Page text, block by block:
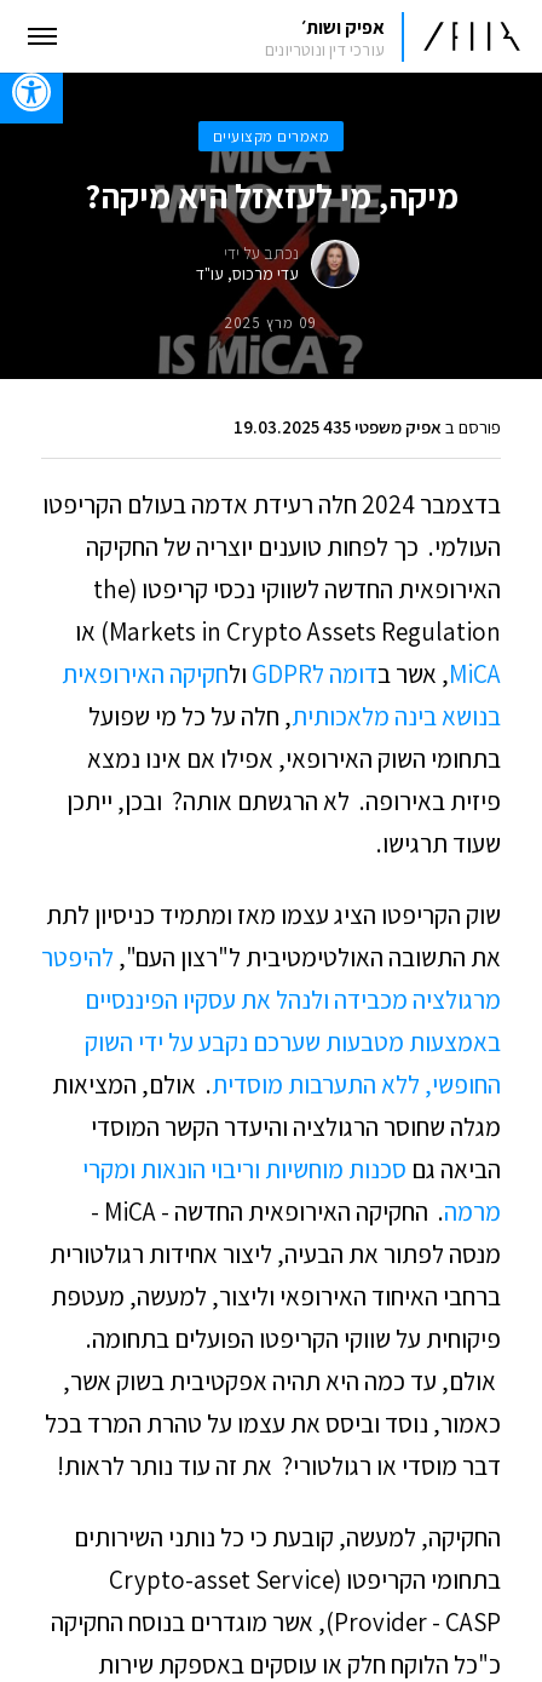
אפיק ושות׳
עורכי דין ונוטריונים
מאמרים מקצועיים
מיקה, מי לעזאזל היא מיקה?
נכתב על ידי
עדי מרכוס, עו"ד
09 מרץ 2025
פורסם ב אפיק משפטי 435 19.03.2025
בדצמבר 2024 חלה רעידת אדמה בעולם הקריפטו
העולמי. כך לפחות טוענים יוצריה של החקיקה
האירופאית החדשה לשווקי נכסי קריפטו (the
Markets in Crypto Assets Regulation) או
MiCA, אשר בדומה לGDPR ולחקיקה האירופאית
בנושא בינה מלאכותית, חלה על כל מי שפועל
בתחומי השוק האירופאי, אפילו אם אינו נמצא
פיזית באירופה. לא הרגשתם אותה? ובכן, ייתכן
שעוד תרגישו.
שוק הקריפטו הציג עצמו מאז ומתמיד כניסיון לתת
את התשובה האולטימטיבית ל"רצון העם", להיפטר
מרגולציה מכבידה ולנהל את עסקיו הפיננסיים
באמצעות מטבעות שערכם נקבע על ידי השוק
החופשי, ללא התערבות מוסדית. אולם, המציאות
מגלה שחוסר הרגולציה והיעדר הקשר המוסדי
הביאה גם סכנות מוחשיות וריבוי הונאות ומקרי
מרמה
. החקיקה האירופאית החדשה - MiCA -
מנסה לפתור את הבעיה, ליצור אחידות רגולטורית
ברחבי האיחוד האירופאי וליצור, למעשה, מעטפת
פיקוחית על שווקי הקריפטו הפועלים בתחומה.
אולם, עד כמה היא תהיה אפקטיבית בשוק אשר,
כאמור, נוסד וביסס את עצמו על טהרת המרד בכל
דבר מוסדי או רגולטורי? את זה עוד נותר לראות!
החקיקה, למעשה, קובעת כי כל נותני השירותים
בתחומי הקריפטו (Crypto-asset Service
Provider - CASP), אשר מוגדרים בנוסח החקיקה
כ"כל הלוקח חלק או עוסקים באספקת שירות